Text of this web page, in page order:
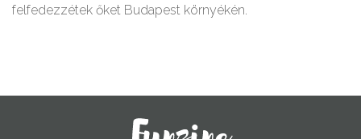
felfedezzétek őket Budapest környékén.